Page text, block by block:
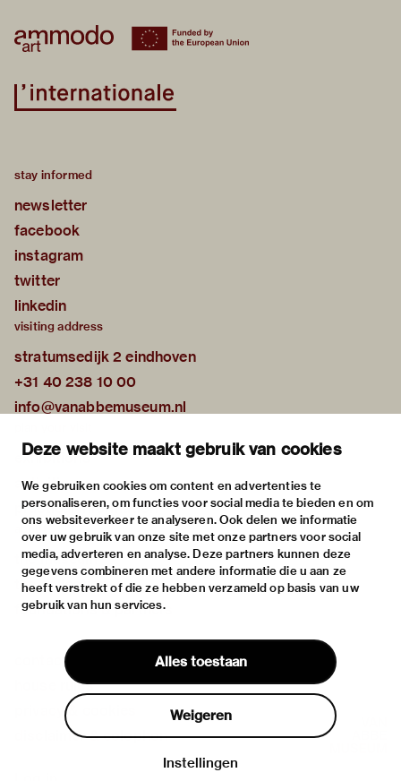
Deze website maakt gebruik van cookies
We gebruiken cookies om content en advertenties te
personaliseren, om functies voor social media te bieden en om
ons websiteverkeer te analyseren. Ook delen we informatie
over uw gebruik van onze site met onze partners voor social
media, adverteren en analyse. Deze partners kunnen deze
gegevens combineren met andere informatie die u aan ze
heeft verstrekt of die ze hebben verzameld op basis van uw
gebruik van hun services.
Alles toestaan
Weigeren
Instellingen
stay informed
newsletter
facebook
instagram
twitter
linkedin
visiting address
stratumsedijk 2 eindhoven
+31 40 238 10 00
info@vanabbemuseum.nl
exhibitions
activities
practical information
about
the museum
the collection
foundations & partners
contact
house rules
privacy & cookies
disclaimer & colophon